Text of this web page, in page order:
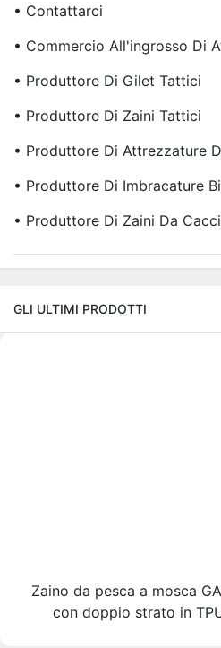
• Contattarci
• Commercio All'ingrosso Di
• Produttore Di Gilet Tattici
• Produttore Di Zaini Tattici
• Produttore Di Attrezzature
• Produttore Di Imbracature
• Produttore Di Zaini Da
GLI ULTIMI PRODOTTI
Zaino da pesca a mosca
con doppio strato in